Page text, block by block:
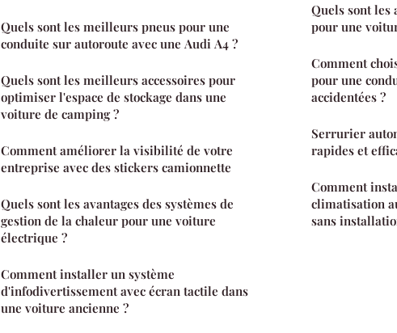
Quels sont les meilleurs pneus pour une
conduite sur autoroute avec une Audi A4 ?
Quels sont les meilleurs accessoires pour
optimiser l'espace de stockage dans une
voiture de camping ?
Comment améliorer la visibilité de votre
entreprise avec des stickers camionnette
Quels sont les avantages des systèmes de
gestion de la chaleur pour une voiture
électrique ?
Comment installer un système
d'infodivertissement avec écran tactile dans
une voiture ancienne ?
Quels sont les
pour une
Comment
pour une
accidentées ?
Serrurier
rapides et
Comment
climatisation
sans